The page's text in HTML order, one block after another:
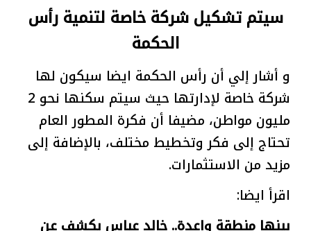
سيتم تشكيل شركة خاصة لتنمية رأس
الحكمة
و أشار إلي أن رأس الحكمة ايضا سيكون لها
شركة خاصة لإدارتها حيث سيتم سكنها نحو 2
مليون مواطن، مضيفا أن فكرة المطور العام
تحتاج إلى فكر وتخطيط مختلف، بالإضافة إلى
مزيد من الاستثمارات.
اقرأ ايضا: